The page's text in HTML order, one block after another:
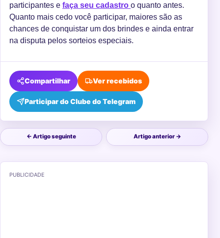
participantes e faça seu cadastro o quanto antes.
Quanto mais cedo você participar, maiores são as
chances de conquistar um dos brindes e ainda entrar
na disputa pelos sorteios especiais.
Compartilhar
Participar do Clube do Telegram
Ver recebidos
← Artigo seguinte Artigo anterior →
PUBLICIDADE